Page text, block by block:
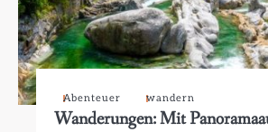
Abenteuer wandern
Wanderungen: Mit